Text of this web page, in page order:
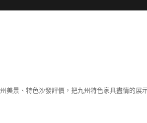
景、特色沙發評價，把九州特色家具盡情的展